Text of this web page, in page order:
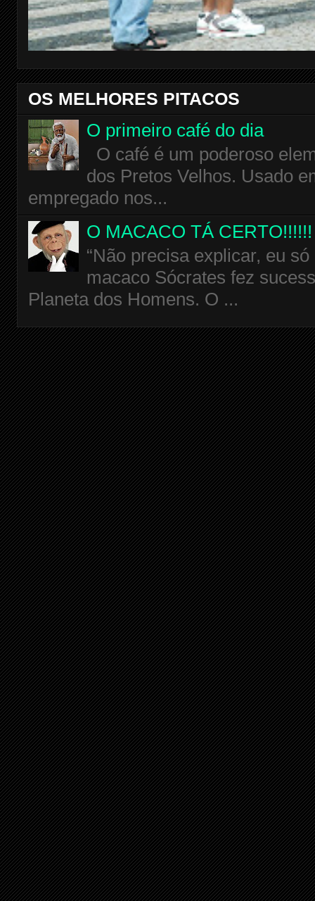
OS MELHORES PITACOS
O primeiro café do dia
O café é um poderoso
dos Pretos Velhos. Usado
empregado nos...
O MACACO TÁ CERTO!!!!!!
“Não precisa explicar, eu
macaco Sócrates fez
Planeta dos Homens. O ...